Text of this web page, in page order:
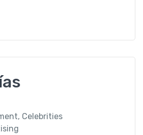
Celebrities